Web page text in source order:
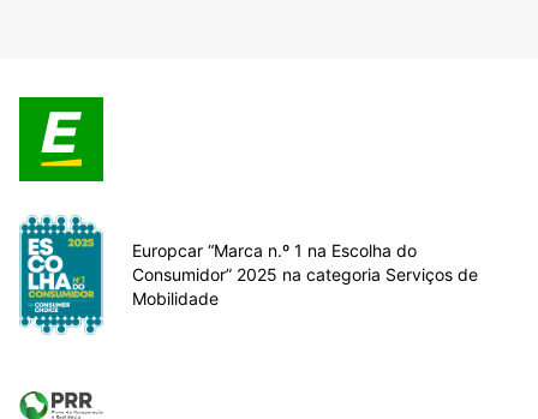
Europcar “Marca n.º 1 na Escolha do
Consumidor” 2025 na categoria Serviços de
Mobilidade